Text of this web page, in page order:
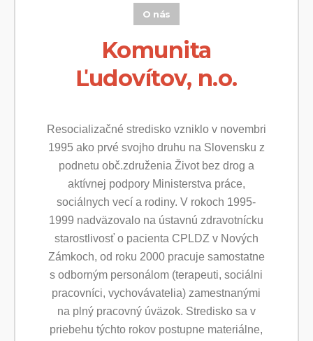
O nás
Komunita
Ľudovítov, n.o.
Resocializačné stredisko vzniklo v novembri
1995 ako prvé svojho druhu na Slovensku z
podnetu obč.združenia Život bez drog a
aktívnej podpory Ministerstva práce,
sociálnych vecí a rodiny. V rokoch 1995-
1999 nadväzovalo na ústavnú zdravotnícku
starostlivosť o pacienta CPLDZ v Nových
Zámkoch, od roku 2000 pracuje samostatne
s odborným personálom (terapeuti, sociálni
pracovníci, vychovávatelia) zamestnanými
na plný pracovný úväzok. Stredisko sa v
priebehu týchto rokov postupne materiálne,